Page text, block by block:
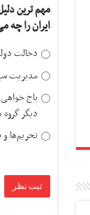
مهم ترین
ایران را چه
دخالت
مدیریت
باج
دیگر گروه
تحریم‌ها